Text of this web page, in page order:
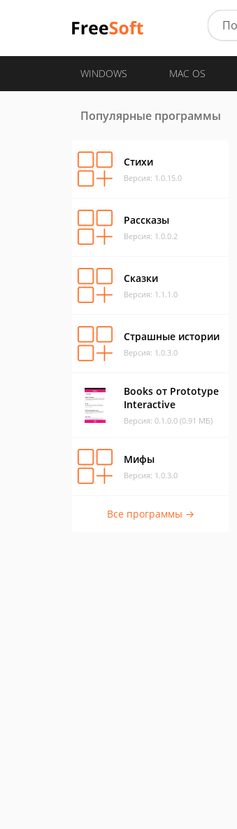
WINDOWS MAC OS
Популярные программы
Стихи
Версия: 1.0.15.0
Рассказы
Версия: 1.0.0.2
Сказки
Версия: 1.1.1.0
Страшные истории
Версия: 1.0.3.0
Books от Prototype
Interactive
Версия: 0.1.0.0 (0.91 МБ)
Мифы
Версия: 1.0.3.0
Все программы →